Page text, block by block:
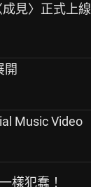
見〉正式上線
開
Music Video
樣犯蠢！